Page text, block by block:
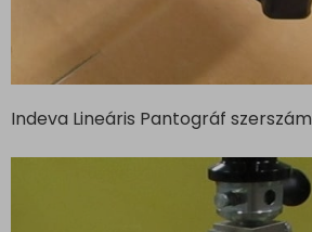
Indeva Lineáris Pantográf szerszám